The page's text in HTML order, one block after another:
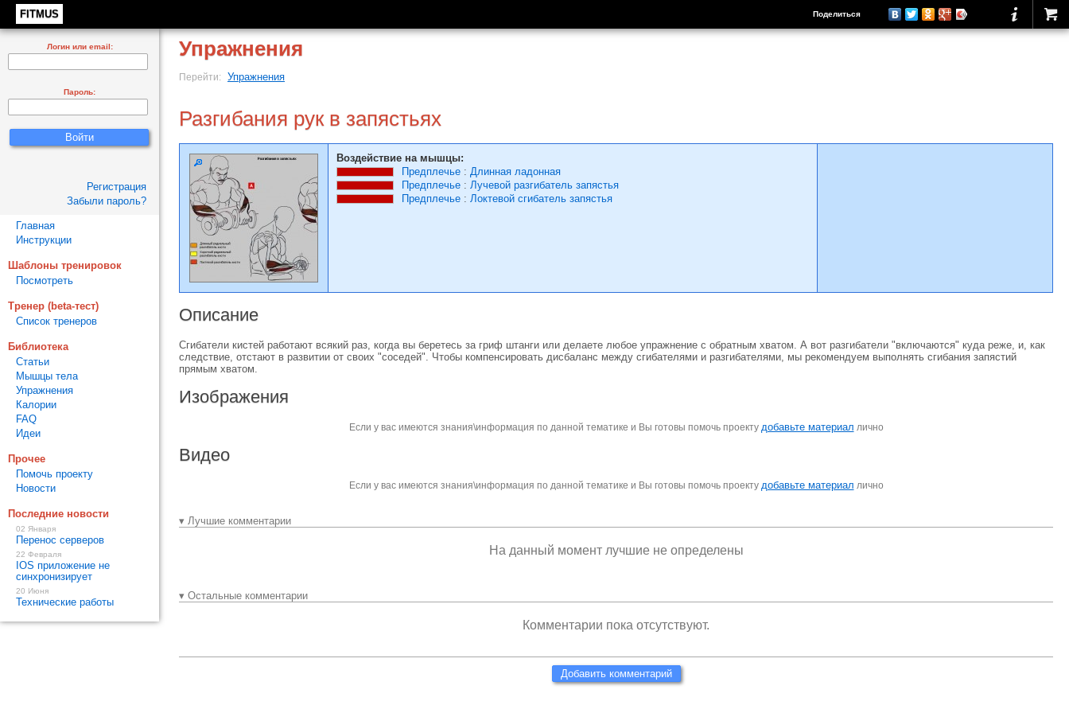
FITMUS Поделиться
Упражнения
Перейти: Упражнения
Разгибания рук в запястьях
Воздействие на мышцы:
Предплечье : Длинная ладонная
Предплечье : Лучевой разгибатель запястья
Предплечье : Локтевой сгибатель запястья
Описание
Сгибатели кистей работают всякий раз, когда вы беретесь за гриф штанги или делаете любое упражнение с обратным хватом. А вот разгибатели "включаются" куда реже, и, как
следствие, отстают в развитии от своих "соседей". Чтобы компенсировать дисбаланс между сгибателями и разгибателями, мы рекомендуем выполнять сгибания запястий
прямым хватом.
Изображения
Если у вас имеются знания\информация по данной тематике и Вы готовы помочь проекту добавьте материал лично
Видео
Если у вас имеются знания\информация по данной тематике и Вы готовы помочь проекту добавьте материал лично
▾ Лучшие комментарии
На данный момент лучшие не определены
▾ Остальные комментарии
Комментарии пока отсутствуют.
Добавить комментарий
Логин или email:
Пароль:
Регистрация
Забыли пароль?
Главная
Инструкции
Шаблоны тренировок
Посмотреть
Тренер (beta-тест)
Список тренеров
Библиотека
Статьи
Мышцы тела
Упражнения
Калории
FAQ
Идеи
Прочее
Помочь проекту
Новости
Последние новости
02 Января
Перенос серверов
22 Февраля
IOS приложение не
синхронизирует
20 Июня
Технические работы